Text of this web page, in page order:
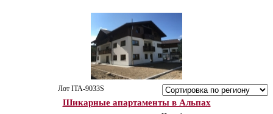
Лот ITA-9033S
Шикарные апартаменты в Альпах